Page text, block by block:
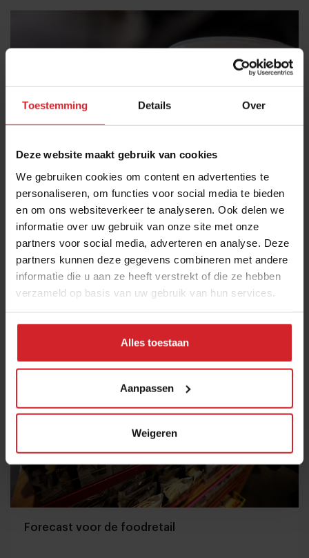
Toestemming Details Over
Deze website maakt gebruik van cookies
We gebruiken cookies om content en advertenties te
personaliseren, om functies voor social media te bieden
en om ons websiteverkeer te analyseren. Ook delen we
informatie over uw gebruik van onze site met onze
partners voor social media, adverteren en analyse. Deze
partners kunnen deze gegevens combineren met andere
informatie die u aan ze heeft verstrekt of die ze hebben
verzameld op basis van uw gebruik van hun services.
Alles toestaan
Aanpassen
Weigeren
Carnaval: facts & feest
Alaaaaf... 40 miljoen biertjes aub!
1 maart 2019 | 3 min
Forecast voor de foodretail